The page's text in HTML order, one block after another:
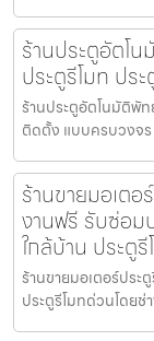
ร้านประตูอัตโ
ประตูรีโมท ปร
ร้านประตูอัตโนมัติพัท
ติดตั้ง แบบครบวงจร
ร้านขายมอเตอ
งานฟรี รับซ่อม
ใกล้บ้าน ประตู
ร้านขายมอเตอร์ประ
ประตูรีโมทด่วนโดยช่